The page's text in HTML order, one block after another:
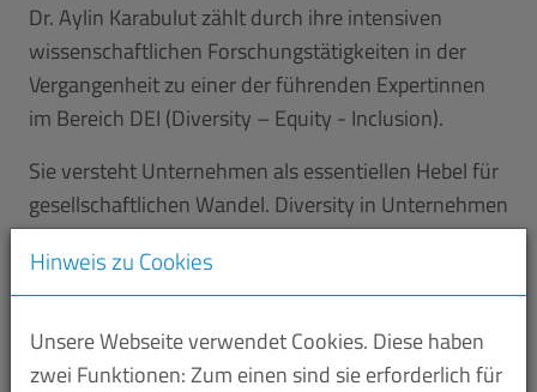
Dr. Aylin Karabulut zählt durch ihre intensiven
wissenschaftlichen Forschungstätigkeiten in der
Vergangenheit zu einer der führenden Expertinnen
im Bereich DEI (Diversity – Equity - Inclusion).
Sie versteht Unternehmen als essentiellen Hebel für
gesellschaftlichen Wandel. Diversity in Unternehmen
ist für sie nicht nur ein Trend, sondern eine
Notwendigkeit für langfristigen Erfolg. Sie betont,
dass Vielfalt in Teams Innovation, Kreativität und
Wettbewerbsvorteile fördert. In ihren Vorträgen
erklärt sie praxisnah, wie Unternehmen und
Hinweis zu Cookies
Unsere Webseite verwendet Cookies. Diese haben
zwei Funktionen: Zum einen sind sie erforderlich für